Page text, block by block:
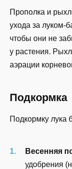
Прополка и
ухода за луком-
чтобы они не
у растения.
аэрации
Подкормка
Подкормку лука
Весенняя
удобрения